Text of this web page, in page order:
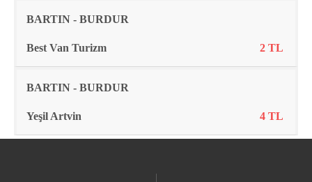
BARTIN - BURDUR
Best Van Turizm 2 TL
BARTIN - BURDUR
Yeşil Artvin 4 TL